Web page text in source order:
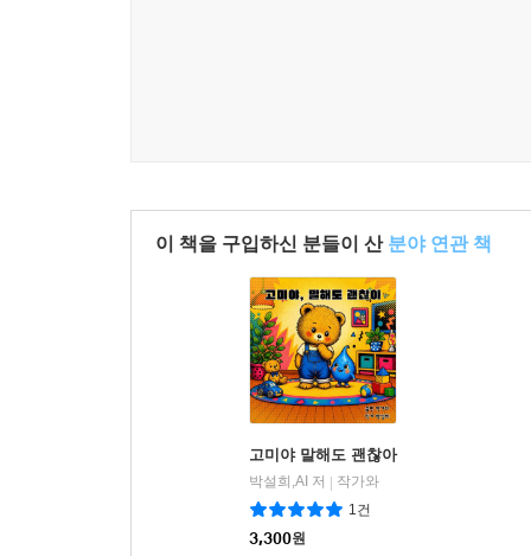
이 책을 구입하신 분들이 산 분야 연관 책
고미야 말해도 괜찮아
박설희,AI 저 | 작가와
1건
3,300원